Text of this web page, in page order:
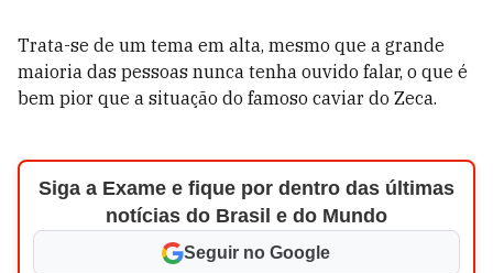
Trata-se de um tema em alta, mesmo que a grande
maioria das pessoas nunca tenha ouvido falar, o que é
bem pior que a situação do famoso caviar do Zeca.
Siga a Exame e fique por dentro das últimas
notícias do Brasil e do Mundo
Seguir no Google